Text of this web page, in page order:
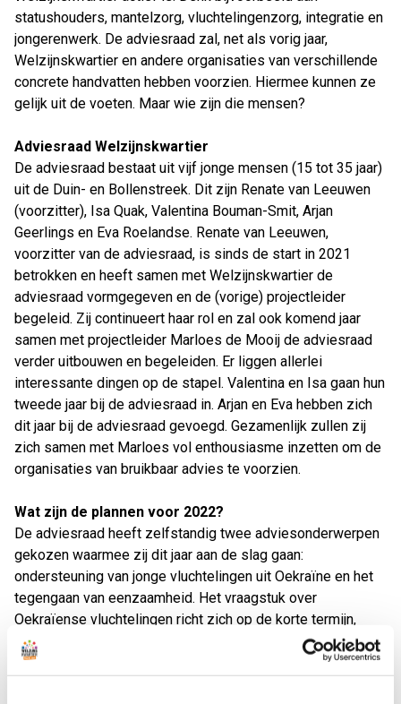
statushouders, mantelzorg, vluchtelingenzorg, integratie en
jongerenwerk. De adviesraad zal, net als vorig jaar,
Welzijnskwartier en andere organisaties van verschillende
concrete handvatten hebben voorzien. Hiermee kunnen ze
gelijk uit de voeten. Maar wie zijn die mensen?
Adviesraad Welzijnskwartier
De adviesraad bestaat uit vijf jonge mensen (15 tot 35 jaar)
uit de Duin- en Bollenstreek. Dit zijn Renate van Leeuwen
(voorzitter), Isa Quak, Valentina Bouman-Smit, Arjan
Geerlings en Eva Roelandse. Renate van Leeuwen,
voorzitter van de adviesraad, is sinds de start in 2021
betrokken en heeft samen met Welzijnskwartier de
adviesraad vormgegeven en de (vorige) projectleider
begeleid. Zij continueert haar rol en zal ook komend jaar
samen met projectleider Marloes de Mooij de adviesraad
verder uitbouwen en begeleiden. Er liggen allerlei
interessante dingen op de stapel. Valentina en Isa gaan hun
tweede jaar bij de adviesraad in. Arjan en Eva hebben zich
dit jaar bij de adviesraad gevoegd. Gezamenlijk zullen zij
zich samen met Marloes vol enthousiasme inzetten om de
organisaties van bruikbaar advies te voorzien.
Wat zijn de plannen voor 2022?
De adviesraad heeft zelfstandig twee adviesonderwerpen
gekozen waarmee zij dit jaar aan de slag gaan:
ondersteuning van jonge vluchtelingen uit Oekraïne en het
tegengaan van eenzaamheid. Het vraagstuk over
Oekraïense vluchtelingen richt zich op de korte termijn,
namelijk het op een zinvolle wijze overbruggen van de
periode tot het starten van de scholen in september.